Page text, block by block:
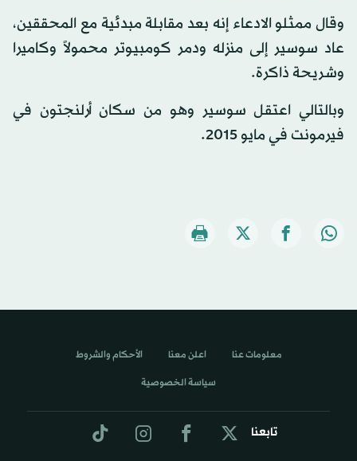
وقال ممثلو الادعاء إنه بعد مقابلة مبدئية مع المحققين،
عاد سوسير إلى منزله ودمر كومبيوتر محمولاً وكاميرا
وشريحة ذاكرة.
وبالتالي اعتقل سوسير وهو من سكان أرلنجتون في
فيرمونت في مايو 2015.
تابعنا
معلومات عنا اعلن معنا الأحكام والشروط
سياسة الخصوصية